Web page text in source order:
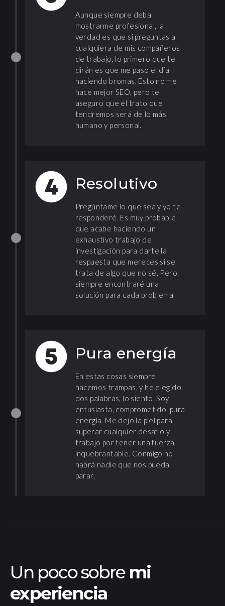
Aunque siempre deba
mostrarme profesional, la
verdad es que si preguntas a
cualquiera de mis compañeros
de trabajo, lo primero que te
dirán es que me paso el día
haciendo bromas. Esto no me
hace mejor SEO, pero te
aseguro que el trato que
tendremos será de lo más
humano y personal.
Resolutivo
Pregúntame lo que sea y yo te
responderé. Es muy probable
que acabe haciendo un
exhaustivo trabajo de
investigación para darte la
respuesta que mereces si se
trata de algo que no sé. Pero
siempre encontraré una
solución para cada problema.
Pura energía
En estas cosas siempre
hacemos trampas, y he elegido
dos palabras, lo siento. Soy
entusiasta, comprometido, pura
energía. Me dejo la piel para
superar cualquier desafío y
trabajo por tener una fuerza
inquebrantable. Conmigo no
habrá nadie que nos pueda
parar.
Un poco sobre mi
experiencia